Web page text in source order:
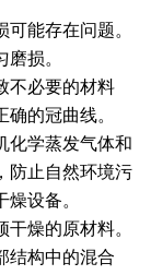
能存在问题。
损。
不必要的材料
的冠曲线。
化学蒸发气体和
防止自然环境污
设备。
燥的原材料。
结构中的混合